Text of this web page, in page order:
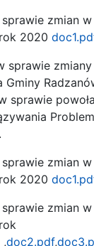
zmian
2020
sprawie
Gminy
sprawie
zmian
2020
zmian
,doc2.pdf,